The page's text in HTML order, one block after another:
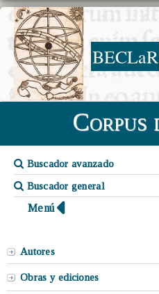
BECLaR
Corpus
Buscador avanzado
Buscador general
Menú
Autores
Obras y ediciones